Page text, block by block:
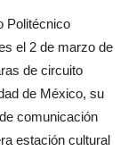
Politécnico
el 2 de marzo de
de circuito
de México, su
comunicación
estación cultural